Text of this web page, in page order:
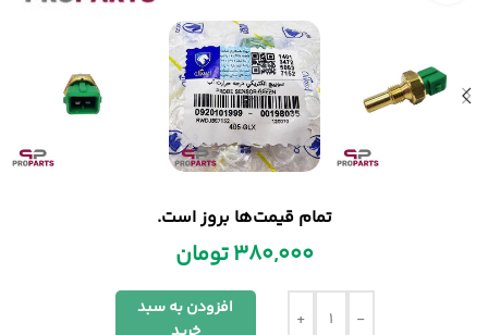
تمام قیمت‌ها بروز است.
380,000تومان
-
+
افزودن به سبد